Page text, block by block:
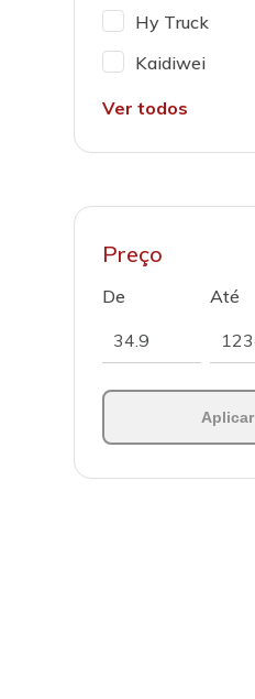
Hy Truck
Kaidiwei
Ver todos
Preço
De Até
Aplicar